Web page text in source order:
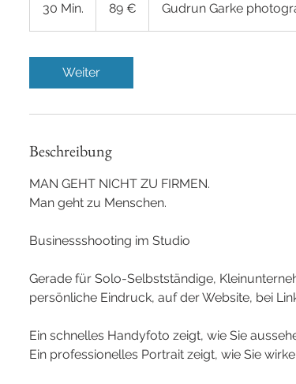
30 Min.
0
i
89 € Gudrun Garke
Weiter
Beschreibung
MAN GEHT NICHT ZU FIRMEN.
Man geht zu Menschen.
Businessshooting im Studio
Gerade für Solo-Selbstständige,
persönliche Eindruck, auf der Website, bei
Ein schnelles Handyfoto zeigt, wie Sie
Ein professionelles Portrait zeigt, wie Sie